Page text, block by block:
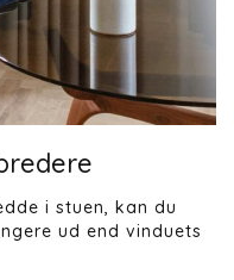
i stuen, kan du
ud end vinduets